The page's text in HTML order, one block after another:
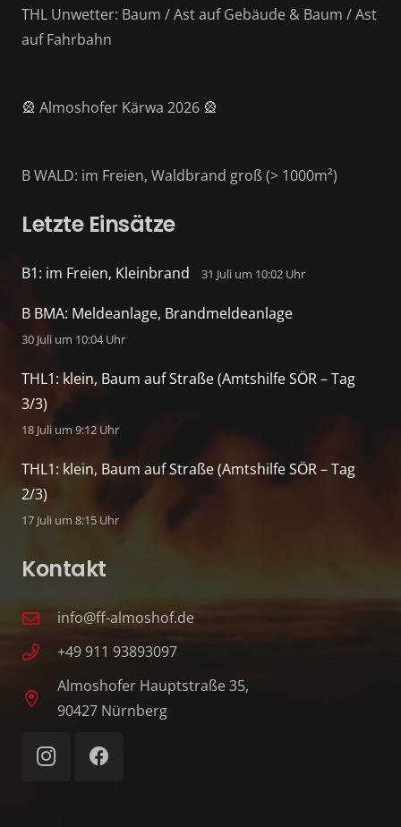
THL Unwetter: Baum / Ast auf Gebäude & Baum / Ast
auf Fahrbahn
🎡 Almoshofer Kärwa 2026 🎡
B WALD: im Freien, Waldbrand groß (> 1000m²)
Letzte Einsätze
B1: im Freien, Kleinbrand 31 Juli um 10:02 Uhr
B BMA: Meldeanlage, Brandmeldeanlage
30 Juli um 10:04 Uhr
THL1: klein, Baum auf Straße (Amtshilfe SÖR – Tag
3/3)
18 Juli um 9:12 Uhr
THL1: klein, Baum auf Straße (Amtshilfe SÖR – Tag
2/3)
17 Juli um 8:15 Uhr
Kontakt
info@ff-almoshof.de
+49 911 93893097
Almoshofer Hauptstraße 35,
90427 Nürnberg